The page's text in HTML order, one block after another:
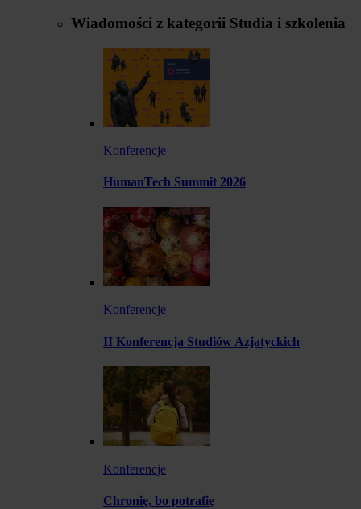
Wiadomości z kategorii Studia i szkolenia
Konferencje
HumanTech Summit 2026
Konferencje
II Konferencja Studiów Azjatyckich
Konferencje
Chronię, bo potrafię